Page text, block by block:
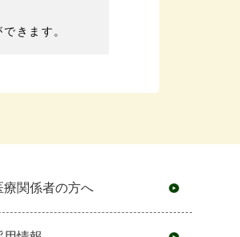
きます。
療関係者の方へ